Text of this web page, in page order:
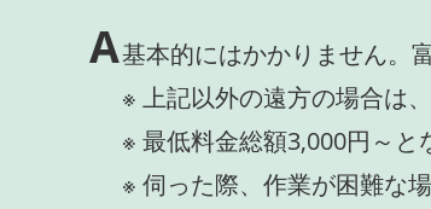
A基本的にはかかりません。
※ 上記以外の遠方の場合は
※ 最低料金総額3,000円～と
※ 伺った際、作業が困難な